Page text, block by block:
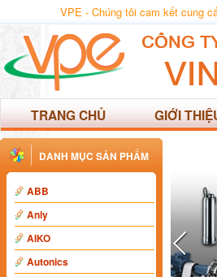
VPE - Chúng tôi cam kết cung
TRANG CHỦ GIỚI
DANH MỤC SẢN PHẨM
ABB
Anly
AIKO
Autonics